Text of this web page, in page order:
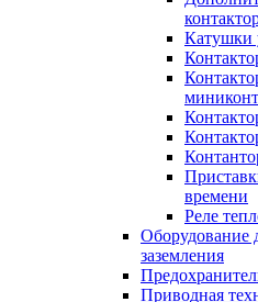
Катушки
времени
Реле
Оборудование
заземления
Приводная